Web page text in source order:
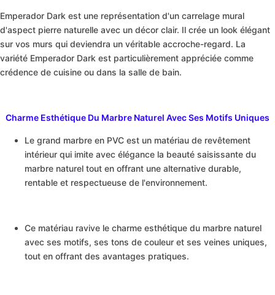
Marbre Alternative Au Carrelage De Salle De
3D Panneau Mural Acoustique En Bois Lot De 2
Emperador Dark est une représentation d'un carrelage mural
d'aspect pierre naturelle avec un décor clair. Il crée un look élégant
sur vos murs qui deviendra un véritable accroche-regard. La
variété Emperador Dark est particulièrement appréciée comme
crédence de cuisine ou dans la salle de bain.
Charme Esthétique Du Marbre Naturel Avec Ses Motifs Uniques
Le grand marbre en PVC est un matériau de revêtement
intérieur qui imite avec élégance la beauté saisissante du
marbre naturel tout en offrant une alternative durable,
rentable et respectueuse de l'environnement.
Ce matériau ravive le charme esthétique du marbre naturel
avec ses motifs, ses tons de couleur et ses veines uniques,
tout en offrant des avantages pratiques.